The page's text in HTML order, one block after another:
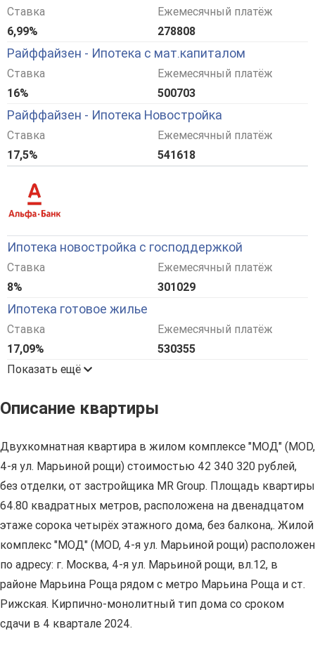
Ставка
6,99%
Ежемесячный платёж
278808
Райффайзен - Ипотека с мат.капиталом
Ставка
16%
Ежемесячный платёж
500703
Райффайзен - Ипотека Новостройка
Ставка
17,5%
Ежемесячный платёж
541618
Ипотека новостройка с господдержкой
Ставка
8%
Ежемесячный платёж
301029
Ипотека готовое жилье
Ставка
17,09%
Ежемесячный платёж
530355
Показать ещё
Описание квартиры
Двухкомнатная квартира в жилом комплексе "МОД" (MOD,
4-я ул. Марьиной рощи) стоимостью 42 340 320 рублей,
без отделки, от застройщика MR Group. Площадь квартиры
64.80 квадратных метров, расположена на двенадцатом
этаже сорока четырёх этажного дома, без балкона,. Жилой
комплекс "МОД" (MOD, 4-я ул. Марьиной рощи) расположен
по адресу: г. Москва, 4-я ул. Марьиной рощи, вл.12, в
районе Марьина Роща рядом с метро Марьина Роща и ст.
Рижская. Кирпично-монолитный тип дома со сроком
сдачи в 4 квартале 2024.